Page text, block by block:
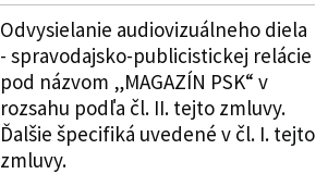
Odvysielanie audiovizuálneho diela
- spravodajsko-publicistickej relácie
pod názvom „MAGAZÍN PSK“ v
rozsahu podľa čl. II. tejto zmluvy.
Ďalšie špecifiká uvedené v čl. I. tejto
zmluvy.